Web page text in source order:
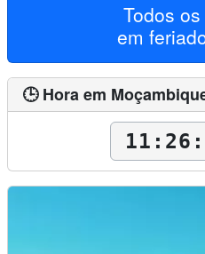
Todos
em
🕒 Hora em